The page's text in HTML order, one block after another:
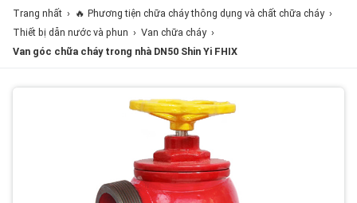
Trang nhất › 🔥 Phương tiện chữa cháy thông dụng và chất chữa cháy ›
Thiết bị dẫn nước và phun › Van chữa cháy ›
Van góc chữa cháy trong nhà DN50 Shin Yi FHIX